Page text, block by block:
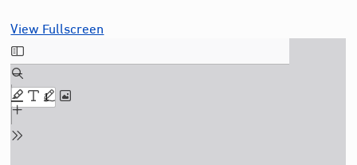
View Fullscreen
Aller
au
contenu
PDF